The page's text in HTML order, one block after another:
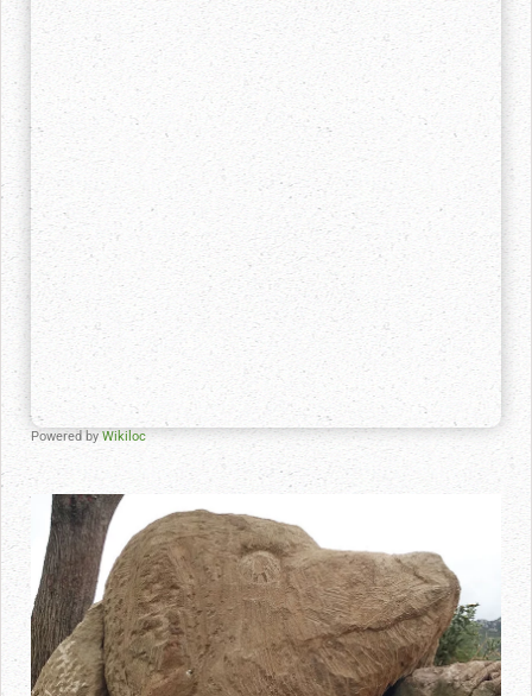
Powered byWikiloc
Ampliar imagen